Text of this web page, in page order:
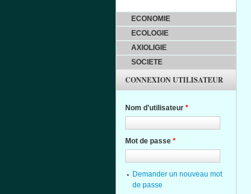
ECONOMIE
ECOLOGIE
AXIOLIGIE
SOCIETE
CONNEXION UTILISATEUR
Nom d'utilisateur *
Mot de passe *
Demander un nouveau mot
de passe